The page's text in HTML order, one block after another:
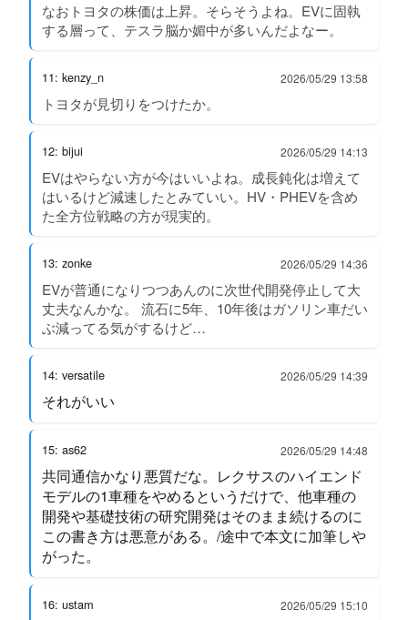
なおトヨタの株価は上昇。そらそうよね。EVに固執
する層って、テスラ脳か媚中が多いんだよなー。
11: kenzy_n 2026/05/29 13:58
トヨタが見切りをつけたか。
12: bijui 2026/05/29 14:13
EVはやらない方が今はいいよね。成長鈍化は増えて
はいるけど減速したとみていい。HV・PHEVを含め
た全方位戦略の方が現実的。
13: zonke 2026/05/29 14:36
EVが普通になりつつあんのに次世代開発停止して大
丈夫なんかな。 流石に5年、10年後はガソリン車だい
ぶ減ってる気がするけど…
14: versatile 2026/05/29 14:39
それがいい
15: as62 2026/05/29 14:48
共同通信かなり悪質だな。レクサスのハイエンド
モデルの1車種をやめるというだけで、他車種の
開発や基礎技術の研究開発はそのまま続けるのに
この書き方は悪意がある。/途中で本文に加筆しや
がった。
16: ustam 2026/05/29 15:10